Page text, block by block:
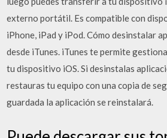
externo portátil. Es compatible con
iPhone, iPad y iPod. Cómo desinstalar
desde iTunes. iTunes te permite
tu dispositivo iOS. Si desinstalas
restauras tu equipo con una copia de
guardada la aplicación se reinstalará.